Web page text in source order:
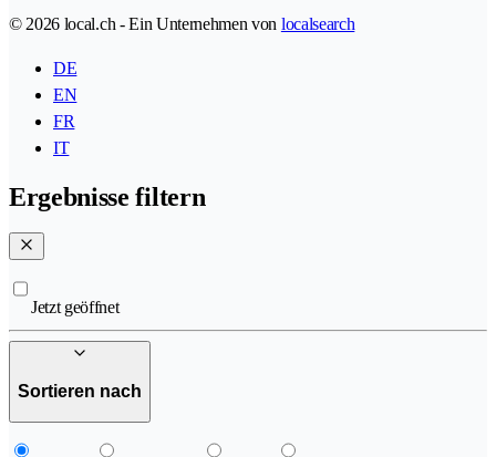
© 2026 local.ch - Ein Unternehmen von localsearch
DE
EN
FR
IT
Ergebnisse filtern
Jetzt geöffnet
Sortieren nach